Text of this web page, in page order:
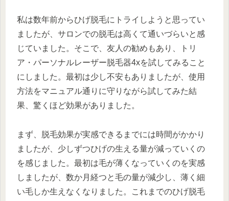
私は数年前からひげ脱毛にトライしようと思ってい
ましたが、サロンでの脱毛は高くて通いづらいと感
じていました。そこで、友人の勧めもあり、トリ
ア・パーソナルレーザー脱毛器4xを試してみること
にしました。最初は少し不安もありましたが、使用
方法をマニュアル通りに守りながら試してみた結
果、驚くほど効果がありました。
まず、脱毛効果が実感できるまでには時間がかかり
ましたが、少しずつひげの生える量が減っていくの
を感じました。最初は毛が薄くなっていくのを実感
しましたが、数か月経つと毛の量が減少し、薄く細
い毛しか生えなくなりました。これまでのひげ脱毛